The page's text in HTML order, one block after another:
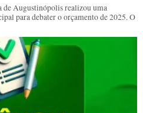
Augustinópolis realizou uma
para debater o orçamento de 2025. O